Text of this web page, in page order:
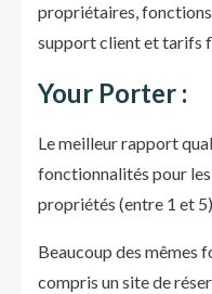
propriétaires,
support client et tarifs
Your Porter :
Le meilleur rapport
fonctionnalités pour
propriétés (entre 1 et
Beaucoup des mêmes
compris un site de